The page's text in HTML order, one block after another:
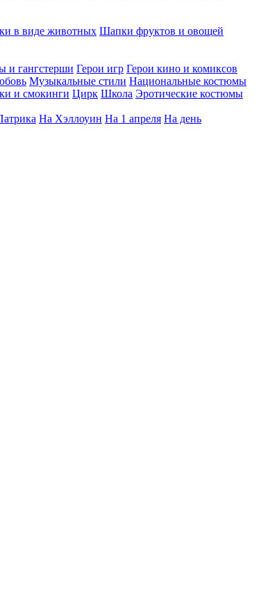
в виде животных Шапки фруктов и овощей
и гангстерши Герои игр Герои кино и комиксов
Музыкальные стили Национальные костюмы
и смокинги Цирк Школа Эротические костюмы
На Хэллоуин На 1 апреля На день